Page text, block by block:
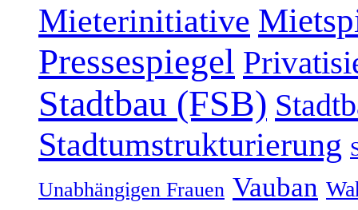
Mieterinitiative
Pressespiegel
Stadtbau (FSB)
Stadtumstrukturierung
Unabhängigen Frauen Vauban